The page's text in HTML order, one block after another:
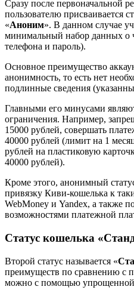
Сразу после первоначальной
пользователю присваивается
«Аноним». В данном случае
минимальный набор данных о
телефона и пароль).
Основное преимущество
анонимность, то есть нет
подлинные сведения
Главными его минусами
ограничения. Например,
15000 рублей, совершать
40000 рублей (лимит на 1
рублей на пластиковую
40000 рублей).
Кроме этого, анонимный
привязку Киви-кошелька к
WebMoney и Yandex, а также
возможностями платежной
Статус кошелька
Второй статус называется «
преимуществ по сравнению с
можно с помощью